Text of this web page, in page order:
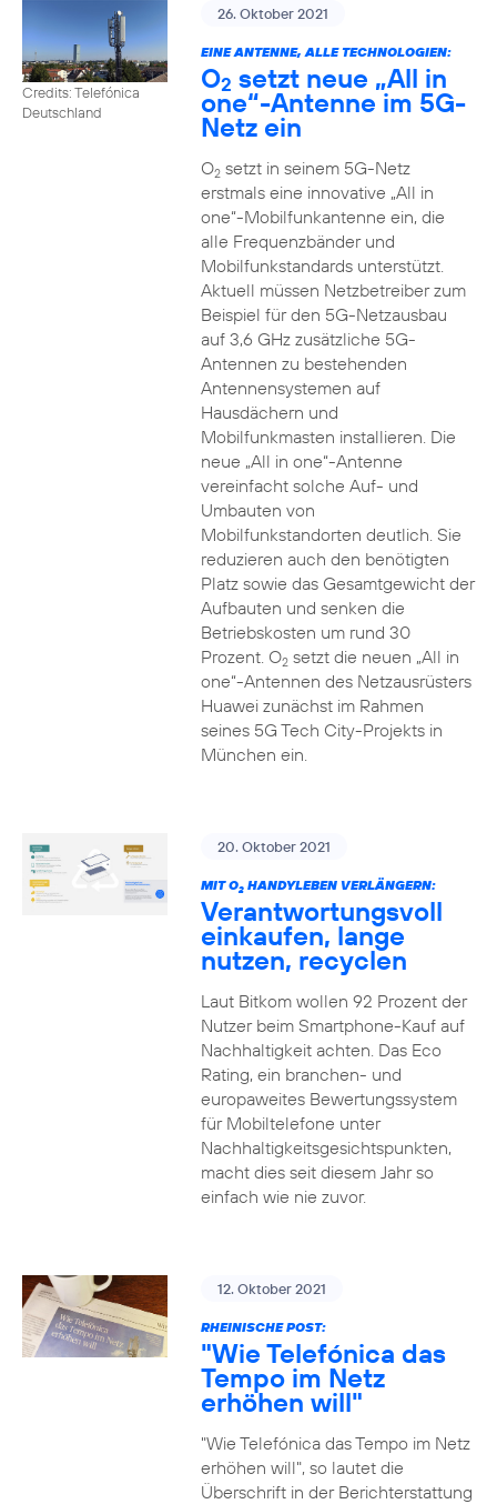
Credits: Telefónica
Deutschland
26. Oktober 2021
EINE ANTENNE, ALLE TECHNOLOGIEN:
O2 setzt neue „All in
one“-Antenne im 5G-
Netz ein
O2setzt in seinem 5G-Netz
erstmals eine innovative „All in
one“-Mobilfunkantenne ein, die
alle Frequenzbänder und
Mobilfunkstandards unterstützt.
Aktuell müssen Netzbetreiber zum
Beispiel für den 5G-Netzausbau
auf 3,6 GHz zusätzliche 5G-
Antennen zu bestehenden
Antennensystemen auf
Hausdächern und
Mobilfunkmasten installieren. Die
neue „All in one“-Antenne
vereinfacht solche Auf- und
Umbauten von
Mobilfunkstandorten deutlich. Sie
reduzieren auch den benötigten
Platz sowie das Gesamtgewicht der
Aufbauten und senken die
Betriebskosten um rund 30
Prozent. O2setzt die neuen „All in
one“-Antennen des Netzausrüsters
Huawei zunächst im Rahmen
seines 5G Tech City-Projekts in
München ein.
20. Oktober 2021
MIT O2HANDYLEBEN VERLÄNGERN:
Verantwortungsvoll
einkaufen, lange
nutzen, recyclen
Laut Bitkom wollen 92 Prozent der
Nutzer beim Smartphone-Kauf auf
Nachhaltigkeit achten. Das Eco
Rating, ein branchen- und
europaweites Bewertungssystem
für Mobiltelefone unter
Nachhaltigkeitsgesichtspunkten,
macht dies seit diesem Jahr so
einfach wie nie zuvor.
12. Oktober 2021
RHEINISCHE POST:
"Wie Telefónica das
Tempo im Netz
erhöhen will"
"Wie Telefónica das Tempo im Netz
erhöhen will", so lautet die
Überschrift in der Berichterstattung